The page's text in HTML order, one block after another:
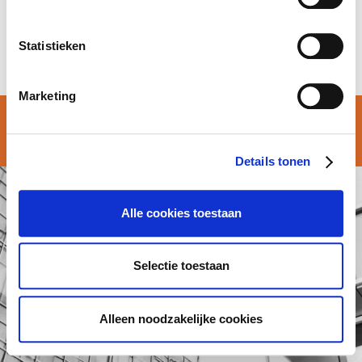
Statistieken
Marketing
Details tonen
Alle cookies toestaan
Selectie toestaan
Alleen noodzakelijke cookies
ATALIAN ANTWERPEN is moving